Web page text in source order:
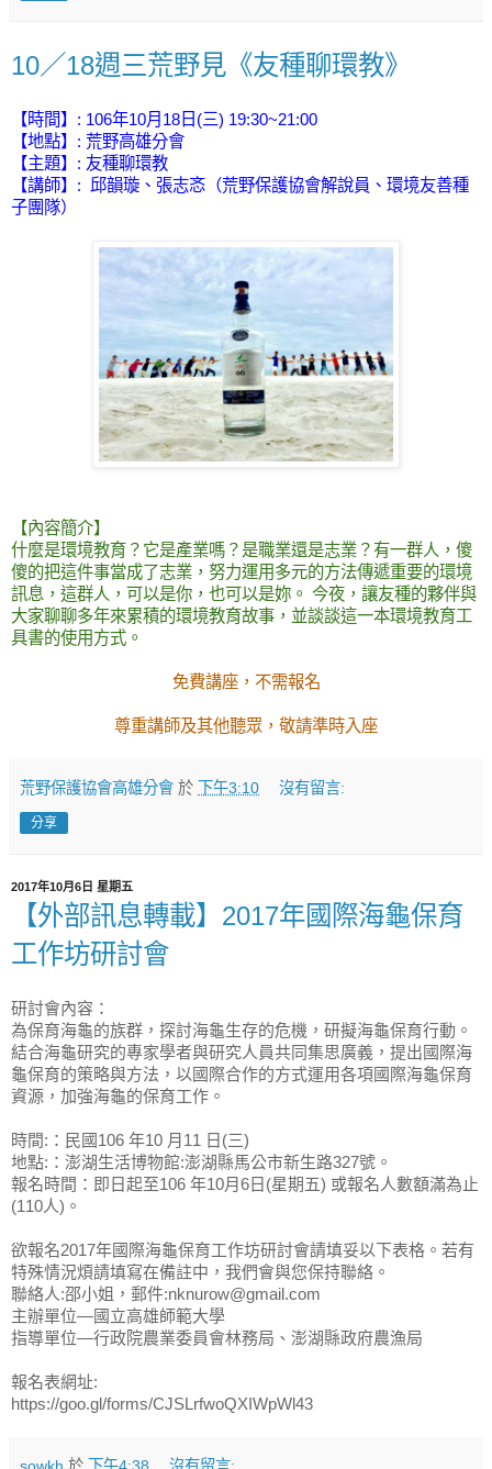
10／18週三荒野見《友種聊環教》
【時間】: 106年10月18日(三) 19:30~21:00
【地點】: 荒野高雄分會
【主題】: 友種聊環教
【講師】:
邱韻璇、張志忞（荒野保護協會解說員、環境友善種
子團隊）
【內容簡介】
什麼是環境教育？它是產業嗎？是職業還是志業？有一群人，傻
傻的把這件事當成了志業，努力運用多元的方法傳遞重要的環境
訊息，這群人，可以是你，也可以是妳。 今夜，讓友種的夥伴與
大家聊聊多年來累積的環境教育故事，並談談這一本環境教育工
具書的使用方式。
免費講座，不需報名
尊重講師及其他聽眾，敬請準時入座
荒野保護協會高雄分會 於 下午3:10 沒有留言:
分享
2017年10月6日 星期五
【外部訊息轉載】2017年國際海龜保育
工作坊研討會
研討會內容：
為保育海龜的族群，探討海龜生存的危機，研擬海龜保育行動。
結合海龜研究的專家學者與研究人員共同集思廣義， 提出國際海
龜保育的策略與方法，以國際合作的方式運用各項國際海龜保育
資源，加強海龜的保育工作。
時間:：民國106 年10 月11 日(三)
地點:：澎湖生活博物館:澎湖縣馬公市新生路327號。
報名時間：即日起至106 年10月6日(星期五) 或報名人數額滿為止
(110人)。
欲報名2017年國際海龜保育工作坊研討會請填妥以下表格。若有
特殊情況煩請填寫在備註中，我們會與您保持聯絡。
聯絡人:邵小姐，郵件:nknurow@gmail.com
主辦單位—國立高雄師範大學
指導單位—行政院農業委員會林務局、 澎湖縣政府農漁局
報名表網址:
https://goo.gl/forms/CJSLrfwoQXIWpWl43